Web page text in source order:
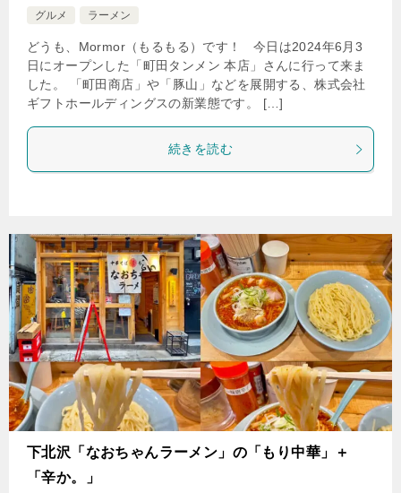
グルメ
ラーメン
どうも、Mormor（もるもる）です！ 今日は2024年6月3
日にオープンした「町田タンメン 本店」さんに行って来ま
した。 「町田商店」や「豚山」などを展開する、株式会社
ギフトホールディングスの新業態です。 […]
続きを読む
下北沢「なおちゃんラーメン」の「もり中華」＋
「辛か。」